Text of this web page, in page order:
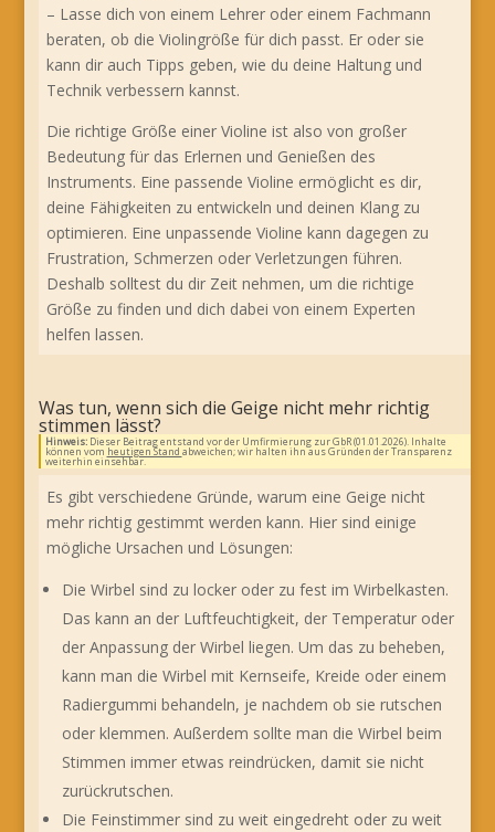
– Lasse dich von einem Lehrer oder einem Fachmann
beraten, ob die Violingröße für dich passt. Er oder sie
kann dir auch Tipps geben, wie du deine Haltung und
Technik verbessern kannst.
Die richtige Größe einer Violine ist also von großer
Bedeutung für das Erlernen und Genießen des
Instruments. Eine passende Violine ermöglicht es dir,
deine Fähigkeiten zu entwickeln und deinen Klang zu
optimieren. Eine unpassende Violine kann dagegen zu
Frustration, Schmerzen oder Verletzungen führen.
Deshalb solltest du dir Zeit nehmen, um die richtige
Größe zu finden und dich dabei von einem Experten
helfen lassen.
Was tun, wenn sich die Geige nicht mehr richtig
stimmen lässt?
Hinweis:Dieser Beitrag entstand vor der Umfirmierung zur GbR (01.01.2026). Inhalte
können vom heutigen Stand abweichen; wir halten ihn aus Gründen der Transparenz
weiterhin einsehbar.
Es gibt verschiedene Gründe, warum eine Geige nicht
mehr richtig gestimmt werden kann. Hier sind einige
mögliche Ursachen und Lösungen:
Die Wirbel sind zu locker oder zu fest im Wirbelkasten.
Das kann an der Luftfeuchtigkeit, der Temperatur oder
der Anpassung der Wirbel liegen. Um das zu beheben,
kann man die Wirbel mit Kernseife, Kreide oder einem
Radiergummi behandeln, je nachdem ob sie rutschen
oder klemmen. Außerdem sollte man die Wirbel beim
Stimmen immer etwas reindrücken, damit sie nicht
zurückrutschen.
Die Feinstimmer sind zu weit eingedreht oder zu weit